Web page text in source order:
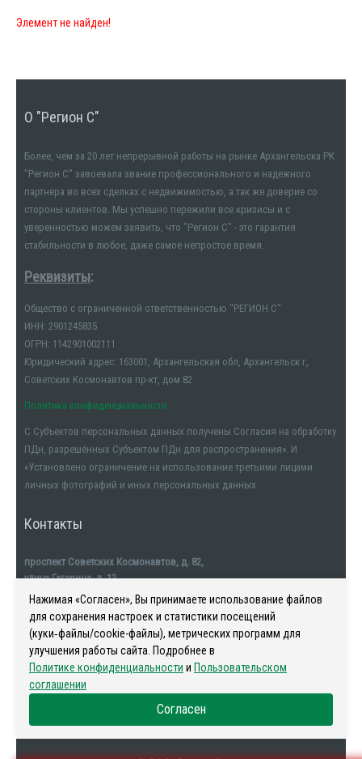
Элемент не найден!
О "Регион С"
Более, чем за 20 лет непрерывной работы на рынке Архангельска РК
"Регион С" завоевала звание профессионального и надежного
партнера во всех сделках с недвижимостью, а так же доверие со
стороны клиентов. Мы успешно пережили все кризисы и с
уверенностью можем заявить, что "Регион С" - это гарантия
стабильности в любое, даже самое непростое время.
Реквизиты:
Общество с ограниченной ответственностью "РЕГИОН С"
ИНН: 2901245835
ОГРН: 1142901002111
Юридический адрес: 163001, Архангельская обл, Архангельск г,
Советских Космонавтов пр-кт, дом 82
Политика конфиденциальности
С Субъектов персональных данных получены Согласия на обработку
ПДн, разрешённых Субъектом ПДн для распространения». И
«Установлено ограничение на использование третьими лицами
личных фотографий и иных персональных данных
Контакты
проспект Советских Космонавтов, д. 82,
улица Гагарина, д. 12
тел. +7911-554-32-32
Наша история
Нажимая «Согласен», Вы принимаете использование файлов
для сохранения настроек и статистики посещений
(куки‑файлы/cookie-файлы), метрических программ для
улучшения работы сайта. Подробнее в
Политике конфиденциальности и Пользовательском
соглашении
Согласен